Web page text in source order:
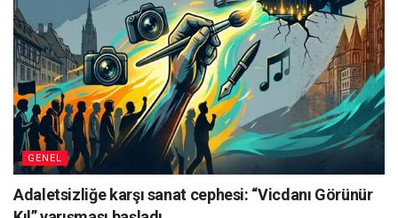
GENEL
Adaletsizliğe karşı sanat cephesi: “Vicdanı Görünür